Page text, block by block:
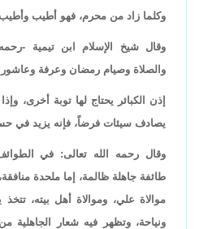
وكلما زاد من محرم، فهو أطيب
وقال شيخ الإسلام ابن تيمية -
والصلاة وصيام رمضان وعرفة
إذن الكبائر يحتاج لها توبة أخرى،
يصادف سيئات فرضاً، فإنه يزيد في
وقال رحمه الله تعالى: في
طائفة جاهلة ظالمة، إما ملحدة
موالاة علي، وموالاة أهل بيته،
ونياحة، وتظهر فيه شعار